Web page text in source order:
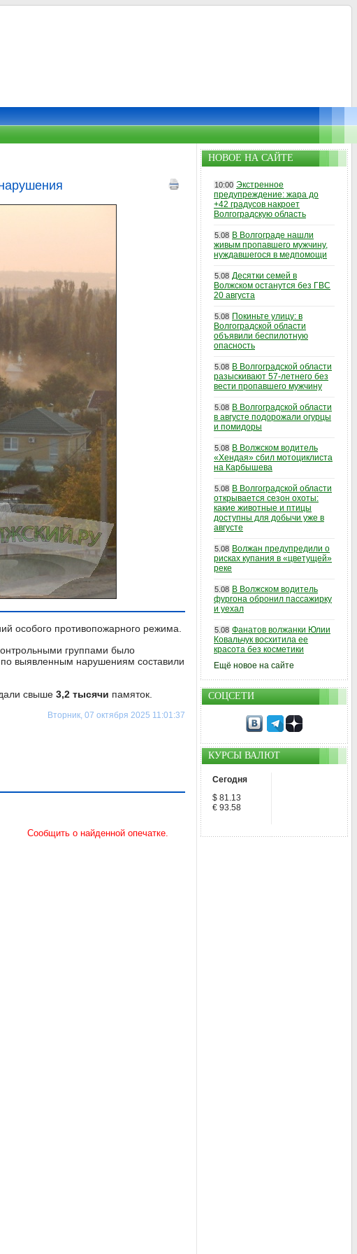
особого противопожарного режима.
группами было
выявленным нарушениям составили
свыше 3,2 тысячи памяток.
Вторник, 07 октября 2025 11:01:37
НОВОЕ НА САЙТЕ
10:00 Экстренное
предупреждение: жара до
+42 градусов накроет
Волгоградскую область
5.08 В Волгограде нашли
живым пропавшего мужчину,
нуждавшегося в медпомощи
5.08 Десятки семей в
Волжском останутся без ГВС
20 августа
5.08 Покиньте улицу: в
Волгоградской области
объявили беспилотную
опасность
5.08 В Волгоградской области
разыскивают 57-летнего без
вести пропавшего мужчину
5.08 В Волгоградской области
в августе подорожали огурцы
и помидоры
5.08 В Волжском водитель
«Хендая» сбил мотоциклиста
на Карбышева
5.08 В Волгоградской области
открывается сезон охоты:
какие животные и птицы
доступны для добычи уже в
августе
5.08 Волжан предупредили о
рисках купания в «цветущей»
реке
5.08 В Волжском водитель
фургона обронил пассажирку
и уехал
5.08 Фанатов волжанки Юлии
Ковальчук восхитила ее
красота без косметики
Ещё новое на сайте
СОЦСЕТИ
КУРСЫ ВАЛЮТ
Сегодня
$ 81.13
€ 93.58